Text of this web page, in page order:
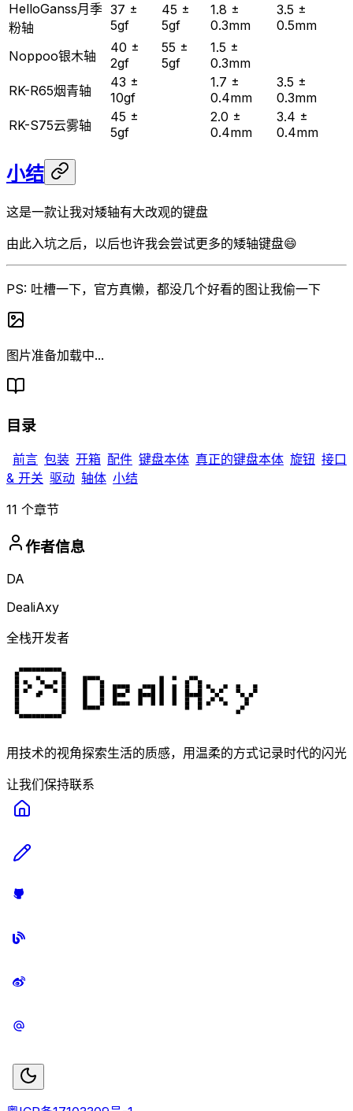
HelloGanss月季
粉轴
37 ±
5gf
45 ±
5gf
1.8 ±
0.3mm
3.5 ±
0.5mm
Noppoo银木轴
40 ±
2gf
55 ±
5gf
1.5 ±
0.3mm
RK-R65烟青轴
43 ±
10gf
1.7 ±
0.4mm
3.5 ±
0.3mm
RK-S75云雾轴
45 ±
5gf
2.0 ±
0.4mm
3.4 ±
0.4mm
小结
这是一款让我对矮轴有大改观的键盘
由此入坑之后，以后也许我会尝试更多的矮轴键盘😄
PS: 吐槽一下，官方真懒，都没几个好看的图让我偷一下
图片准备加载中...
目录
前言 包装 开箱 配件 键盘本体 真正的键盘本体 旋钮 接口
& 开关 驱动 轴体 小结
11 个章节
作者信息
DA
DealiAxy
全栈开发者
用技术的视角探索生活的质感，用温柔的方式记录时代的闪光
让我们保持联系